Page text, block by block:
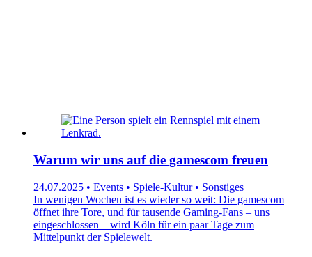
Warum wir uns auf die gamescom freuen
24.07.2025 • Events • Spiele-Kultur • Sonstiges
In wenigen Wochen ist es wieder so weit: Die gamescom
öffnet ihre Tore, und für tausende Gaming-Fans – uns
eingeschlossen – wird Köln für ein paar Tage zum
Mittelpunkt der Spielewelt.